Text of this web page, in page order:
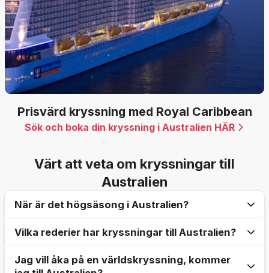
Prisvärd kryssning med Royal Caribbean
Sök och boka din kryssning i Australien HÄR
Värt att veta om kryssningar till
Australien
När är det högsäsong i Australien?
Australiens klimat är varmt året runt vilket möjliggör
från oktober till april när det är som allra varmast.
Vilka rederier har kryssningar till Australien?
Flera stora rederier erbjuder kryssningar i
Jag vill åka på en världskryssning, kommer